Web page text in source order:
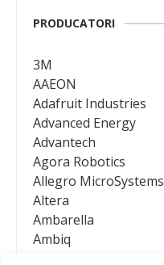
PRODUCATORI
3M
AAEON
Adafruit Industries
Advanced Energy
Advantech
Agora Robotics
Allegro MicroSystems
Altera
Ambarella
Ambiq